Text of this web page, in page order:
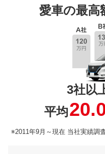
愛車の最高
3社以
平均
※2011年9月～現在 当社実績調